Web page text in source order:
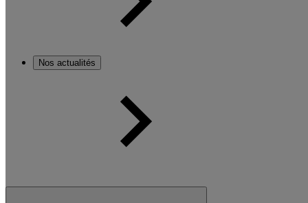
Nos actualités